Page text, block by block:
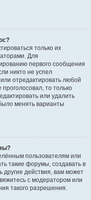
только их
Для
первого сообщения
никто не успел
отредактировать любой
то только
или удалить
менять варианты
пользователям или
такие форумы, создавать в
действия, вам может
с модератором или
такого разрешения.